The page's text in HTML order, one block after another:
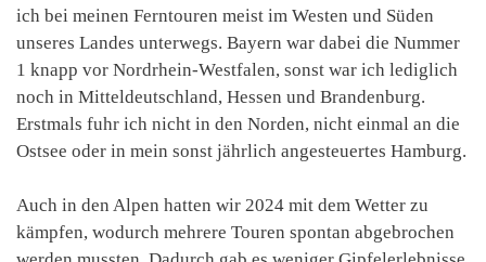
ich bei meinen Ferntouren meist im Westen und Süden
unseres Landes unterwegs. Bayern war dabei die Nummer
1 knapp vor Nordrhein-Westfalen, sonst war ich lediglich
noch in Mitteldeutschland, Hessen und Brandenburg.
Erstmals fuhr ich nicht in den Norden, nicht einmal an die
Ostsee oder in mein sonst jährlich angesteuertes Hamburg.
Auch in den Alpen hatten wir 2024 mit dem Wetter zu
kämpfen, wodurch mehrere Touren spontan abgebrochen